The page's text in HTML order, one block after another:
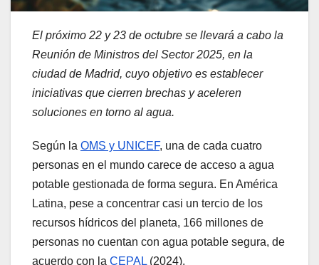
El próximo 22 y 23 de octubre se llevará a cabo la
Reunión de Ministros del Sector 2025, en la
ciudad de Madrid, cuyo objetivo es establecer
iniciativas que cierren brechas y aceleren
soluciones en torno al agua.
Según la OMS y UNICEF, una de cada cuatro
personas en el mundo carece de acceso a agua
potable gestionada de forma segura. En América
Latina, pese a concentrar casi un tercio de los
recursos hídricos del planeta, 166 millones de
personas no cuentan con agua potable segura, de
acuerdo con la CEPAL (2024).